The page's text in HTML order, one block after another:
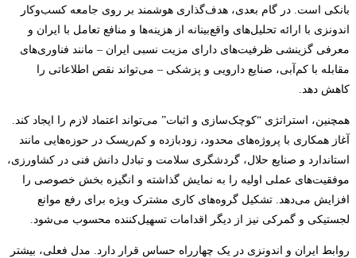
بانکی است. در گام بعدی، هدف‌گذاری هوشمند بر روی جامعه کسب‌وکار
اندونزی با ارائه تحلیل‌های واقع‌بینانه از هزینه‌ها و منافع تعامل با ایران و
معرفی گزینشی ظرفیت‌های دارای مزیت نسبی ایران – مانند فناوری‌های
مقابله با کم‌آبی، صنایع دارویی و پزشکی – می‌تواند نقص اطلاعاتی را
کاهش دهد.
همچنین، استراتژی “کوچک‌سازی و اثبات” می‌تواند اعتماد لازم را ایجاد کند.
آغاز همکاری با پروژه‌های محدود، زودبازده و کم‌ریسک در حوزه‌هایی مانند
استاندارد و صنایع حلال، گردشگری سلامت و تبادل دانش فنی در کشاورزی،
موفقیت‌های عملی اولیه را به نمایش گذاشته و انگیزه بخش خصوصی را
افزایش می‌دهد. تشکیل گروه‌های کاری مشترک ویژه برای رفع موانع
لجستیکی و گمرکی نیز از دیگر اقدامات تسهیل‌کننده محسوب می‌شود.
روابط ایران و اندونزی در یک چهارراه حساس قرار دارد. مدل فعلی، بیشتر